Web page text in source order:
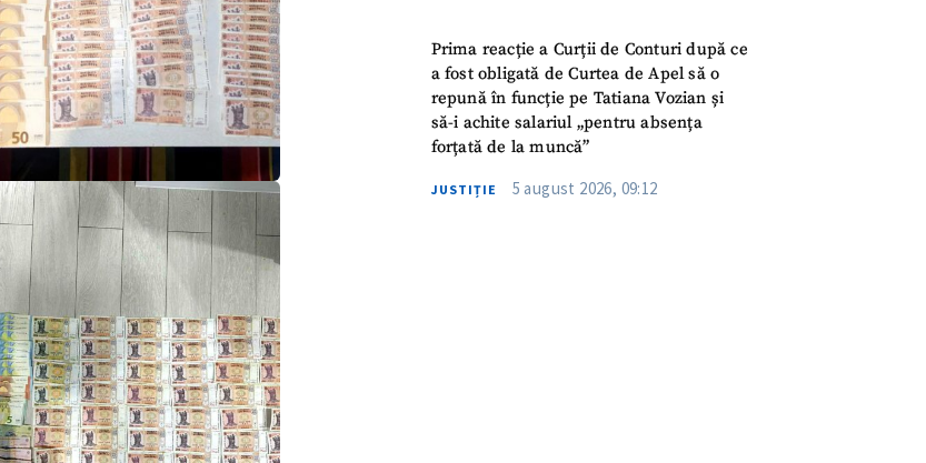
Prima reacție a Curții de Conturi după ce
a fost obligată de Curtea de Apel să o
repună în funcție pe Tatiana Vozian și
să-i achite salariul „pentru absența
forțată de la muncă”
JUSTIȚIE 5 august 2026, 09:12